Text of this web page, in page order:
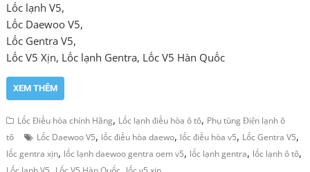
Lốc lạnh V5,
Lốc Daewoo V5,
Lốc Gentra V5,
Lốc V5 Xịn, Lốc lạnh Gentra, Lốc V5 Hàn Quốc
XEM THÊM
Lốc Điều hòa chính Hãng, Lốc lạnh điều hòa ô tô, Phụ tùng Điện lạnh ô
tô
Lốc Daewoo V5, lốc điều hòa daewo, lốc điều hòa v5, Lốc Gentra V5,
lốc gentra xịn, lốc lạnh daewoo gentra oem v5, lốc lạnh gentra, lốc lạnh ô tô,